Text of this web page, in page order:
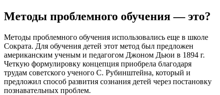
Методы проблемного обучения — это?
Методы проблемного обучения использовались еще в школе
Сократа. Для обучения детей этот метод был предложен
американским ученым и педагогом Джоном Дьюи в 1894 г.
Четкую формулировку концепция приобрела благодаря
трудам советского ученого С. Рубинштейна, который и
предложил способ развития сознания детей через постановку
познавательных проблем.